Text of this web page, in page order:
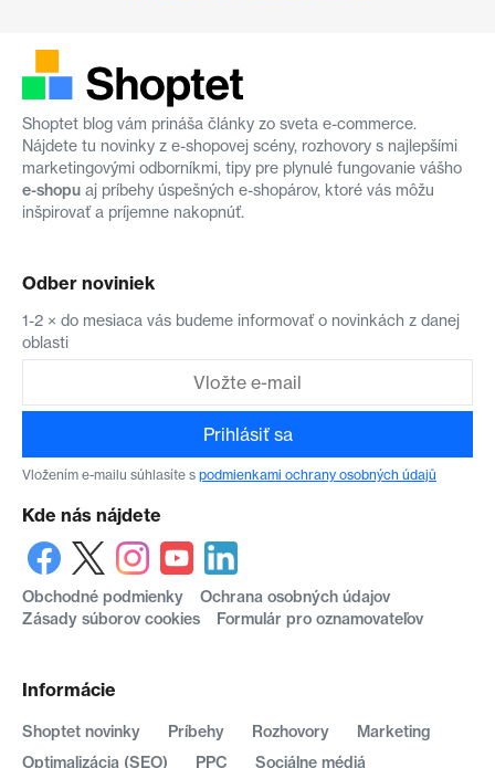
Shoptet blog vám prináša články zo sveta e-commerce.
Nájdete tu novinky z e-shopovej scény, rozhovory s najlepšími
marketingovými odborníkmi, tipy pre plynulé fungovanie vášho
e-shopu aj príbehy úspešných e-shopárov, ktoré vás môžu
inšpirovať a príjemne nakopnúť.
Informácie
Shoptet novinky Príbehy Rozhovory
Marketing
Optimalizácia (SEO)
PPC Sociálne médiá
Odber noviniek
1-2 × do mesiaca vás budeme informovať o novinkách z danej
oblasti
Prihlásiť sa
Vložením e-mailu súhlasíte s podmienkami ochrany osobných údajů
Kde nás nájdete
Obchodné podmienky
Ochrana osobných údajov
Zásady súborov cookies
Formulár pro oznamovateľov